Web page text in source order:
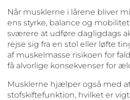
Når musklerne i lårene bliver
ens styrke, balance og
sværere at udføre dagligdags
rejse sig fra en stol eller løfte
af muskelmasse risikoen for
få alvorlige konsekvenser for
Musklerne hjælper også med
stofskiftefunktion, hvilket er